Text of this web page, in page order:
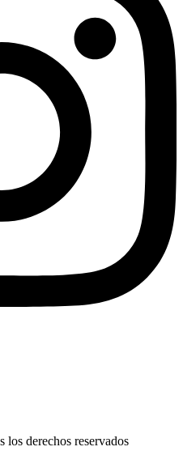
los derechos reservados